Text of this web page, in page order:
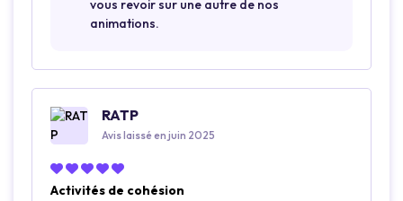
vous revoir sur une autre de nos
animations.
RATP
Avis laissé en juin 2025
Activités de cohésion